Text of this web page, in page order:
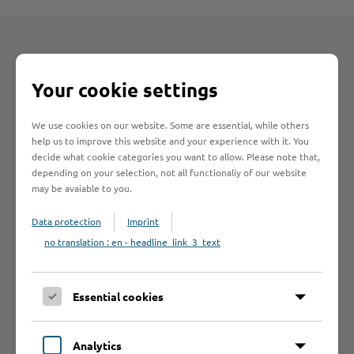
Suche beschränken auf
Anfangsbuchstabe des Betriebes
B C
Your cookie settings
We use cookies on our website. Some are essential, while others
help us to improve this website and your experience with it. You
decide what cookie categories you want to allow. Please note that,
depending on your selection, not all functionaliy of our website
may be avaiable to you.
Data protection
Imprint
no translation : en - headline_link_3_text
Essential cookies
Analytics